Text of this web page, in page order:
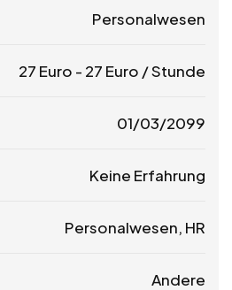
Personalwesen
27 Euro - 27 Euro / Stunde
01/03/2099
Keine Erfahrung
Personalwesen, HR
Andere